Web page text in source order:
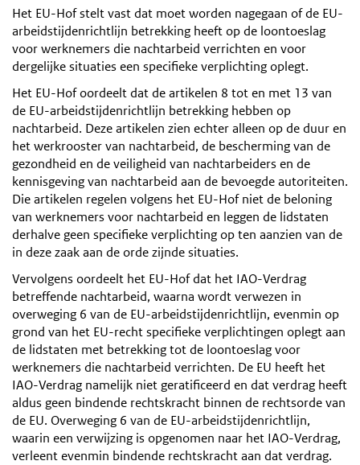
Het EU-Hof stelt vast dat moet worden nagegaan of de EU-
arbeidstijdenrichtlijn betrekking heeft op de loontoeslag
voor werknemers die nachtarbeid verrichten en voor
dergelijke situaties een specifieke verplichting oplegt.
Het EU-Hof oordeelt dat de artikelen 8 tot en met 13 van
de EU-arbeidstijdenrichtlijn betrekking hebben op
nachtarbeid. Deze artikelen zien echter alleen op de duur en
het werkrooster van nachtarbeid, de bescherming van de
gezondheid en de veiligheid van nachtarbeiders en de
kennisgeving van nachtarbeid aan de bevoegde autoriteiten.
Die artikelen regelen volgens het EU-Hof niet de beloning
van werknemers voor nachtarbeid en leggen de lidstaten
derhalve geen specifieke verplichting op ten aanzien van de
in deze zaak aan de orde zijnde situaties.
Vervolgens oordeelt het EU-Hof dat het IAO-Verdrag
betreffende nachtarbeid, waarna wordt verwezen in
overweging 6 van de EU-arbeidstijdenrichtlijn, evenmin op
grond van het EU-recht specifieke verplichtingen oplegt aan
de lidstaten met betrekking tot de loontoeslag voor
werknemers die nachtarbeid verrichten. De EU heeft het
IAO-Verdrag namelijk niet geratificeerd en dat verdrag heeft
aldus geen bindende rechtskracht binnen de rechtsorde van
de EU. Overweging 6 van de EU-arbeidstijdenrichtlijn,
waarin een verwijzing is opgenomen naar het IAO-Verdrag,
verleent evenmin bindende rechtskracht aan dat verdrag.